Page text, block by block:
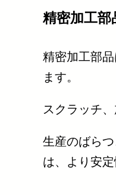
精密加工部
精密加工部
ます。
スクラッチ
生産のばら
は、より安